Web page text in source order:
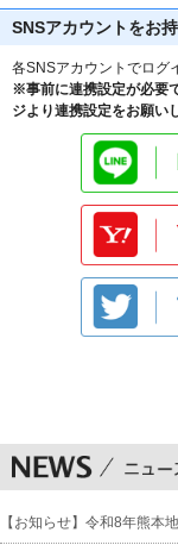
SNSアカウントをお
各SNSアカウントでログ
※事前に連携設定が必要
ジより連携設定をお願い
【お知らせ】令和8年熊本